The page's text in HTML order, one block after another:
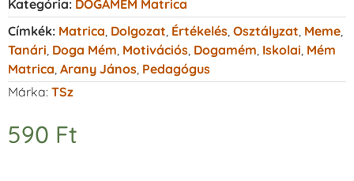
Kategória: DOGAMÉM Matrica
Címkék: Matrica Dolgozat Értékelés Osztályzat Meme
Tanári Doga Mém Motivációs Dogamém Iskolai Mém
Matrica Arany János Pedagógus
Márka: TSz
590 Ft